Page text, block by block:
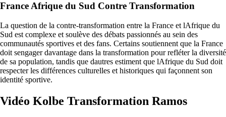
France Afrique du Sud Contre Transformation
La question de la contre-transformation entre la France et lAfrique du
Sud est complexe et soulève des débats passionnés au sein des
communautés sportives et des fans. Certains soutiennent que la France
doit sengager davantage dans la transformation pour refléter la diversité
de sa population, tandis que dautres estiment que lAfrique du Sud doit
respecter les différences culturelles et historiques qui façonnent son
identité sportive.
Vidéo Kolbe Transformation Ramos